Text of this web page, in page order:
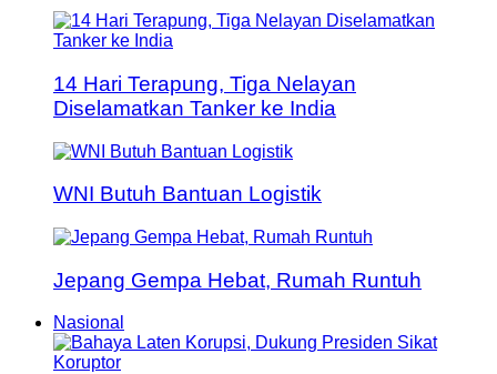
14 Hari Terapung, Tiga Nelayan
Diselamatkan Tanker ke India
WNI Butuh Bantuan Logistik
Jepang Gempa Hebat, Rumah Runtuh
Nasional